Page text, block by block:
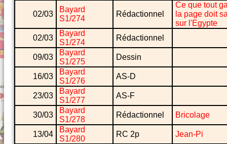
02/03
Bayard
S1/274
Rédactionnel
Ce que tout
la page doit
sur l'Egypte
02/03
Bayard
S1/274
Rédactionnel
09/03
Bayard
S1/275
Dessin
16/03
Bayard
S1/276
AS-D
23/03
Bayard
S1/277
AS-F
30/03
Bayard
S1/278
Rédactionnel Bricolage
13/04
Bayard
S1/280
RC 2p Jean-Pi